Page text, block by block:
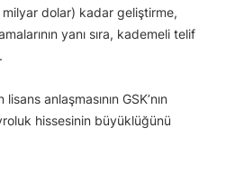
dolar) kadar geliştirme,
yanı sıra, kademeli telif
anlaşmasının GSK’nın
hissesinin büyüklüğünü